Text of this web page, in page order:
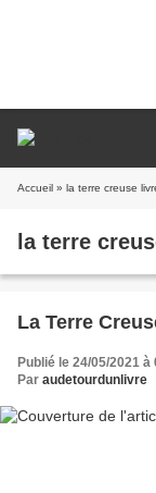
Accueil » la terre creuse
la terre
La Terre
Publié le 24/05/2021 à
Par audetourdunlivre